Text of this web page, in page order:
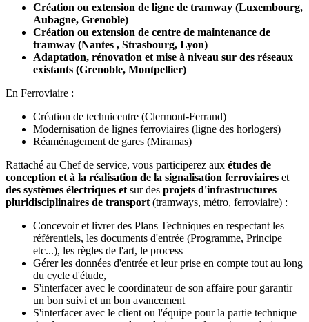
Création ou extension de ligne de tramway (Luxembourg,
Aubagne, Grenoble)
Création ou extension de centre de maintenance de
tramway (Nantes , Strasbourg, Lyon)
Adaptation, rénovation et mise à niveau sur des réseaux
existants (Grenoble, Montpellier)
En Ferroviaire :
Création de technicentre (Clermont-Ferrand)
Modernisation de lignes ferroviaires (ligne des horlogers)
Réaménagement de gares (Miramas)
Rattaché au Chef de service, vous participerez aux études de
conception et à la réalisation de la signalisation ferroviaires et
des systèmes électriques et sur des projets d'infrastructures
pluridisciplinaires de transport (tramways, métro, ferroviaire) :
Concevoir et livrer des Plans Techniques en respectant les
référentiels, les documents d'entrée (Programme, Principe
etc...), les règles de l'art, le process
Gérer les données d'entrée et leur prise en compte tout au long
du cycle d'étude,
S'interfacer avec le coordinateur de son affaire pour garantir
un bon suivi et un bon avancement
S'interfacer avec le client ou l'équipe pour la partie technique